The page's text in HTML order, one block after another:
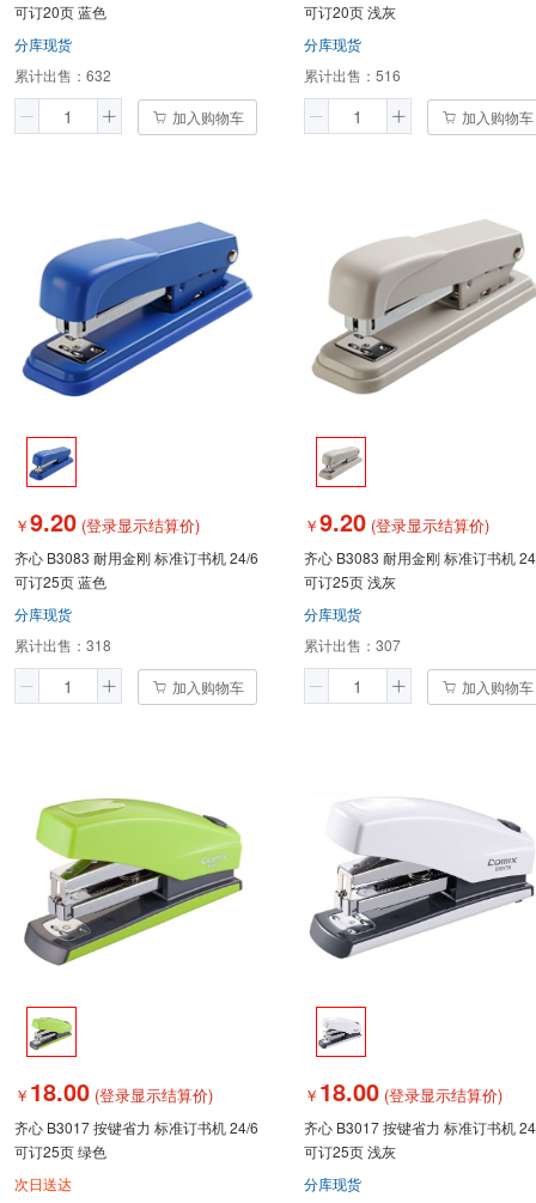
可订20页 蓝色
分库现货
累计出售： 632
加入购物车
可订20页 浅灰
分库现货
累计出售： 516
加入购物车
￥9.20 (登录显示结算价)
齐心 B3083 耐用金刚 标准订书机 24/6
可订25页 蓝色
分库现货
累计出售： 318
加入购物车
￥9.20 (登录显示结算价)
齐心 B3083 耐用金刚 标准订书机
可订25页 浅灰
分库现货
累计出售： 307
加入购物车
￥ 18.00 (登录显示结算价)
齐心 B3017 按键省力 标准订书机 24/6
可订25页 绿色
次日送达
￥ 18.00 (登录显示结算价)
齐心 B3017 按键省力 标准订书机
可订25页 浅灰
分库现货